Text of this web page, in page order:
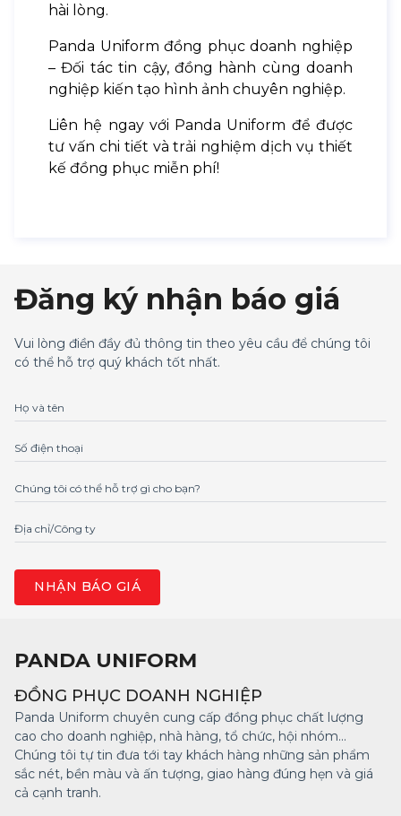
hài lòng.
Panda Uniform đồng phục doanh nghiệp
– Đối tác tin cậy, đồng hành cùng doanh
nghiệp kiến tạo hình ảnh chuyên nghiệp.
Liên hệ ngay với Panda Uniform để được
tư vấn chi tiết và trải nghiệm dịch vụ thiết
kế đồng phục miễn phí!
Đăng ký nhận báo giá
Vui lòng điền đầy đủ thông tin theo yêu cầu để chúng tôi
có thể hỗ trợ quý khách tốt nhất.
Họ và tên
Số điện thoại
Chúng tôi có thể hỗ trợ gì cho bạn?
Địa chỉ/Công ty
PANDA UNIFORM
ĐỒNG PHỤC DOANH NGHIỆP
Panda Uniform chuyên cung cấp đồng phục chất lượng
cao cho doanh nghiệp, nhà hàng, tổ chức, hội nhóm...
Chúng tôi tự tin đưa tới tay khách hàng những sản phẩm
sắc nét, bền màu và ấn tượng, giao hàng đúng hẹn và giá
cả cạnh tranh.